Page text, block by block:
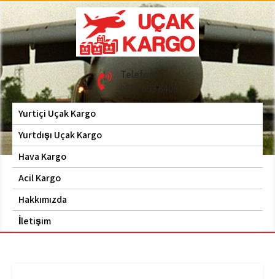
Skip
to
content
Hava Kargo | Acil Kargo
| 0535 653 6408
Uçak Kargo Telefon
0535 653 6408
Yurtiçi Uçak Kargo
Yurtdışı Uçak Kargo
Hava Kargo
Acil Kargo
Hakkımızda
İletişim